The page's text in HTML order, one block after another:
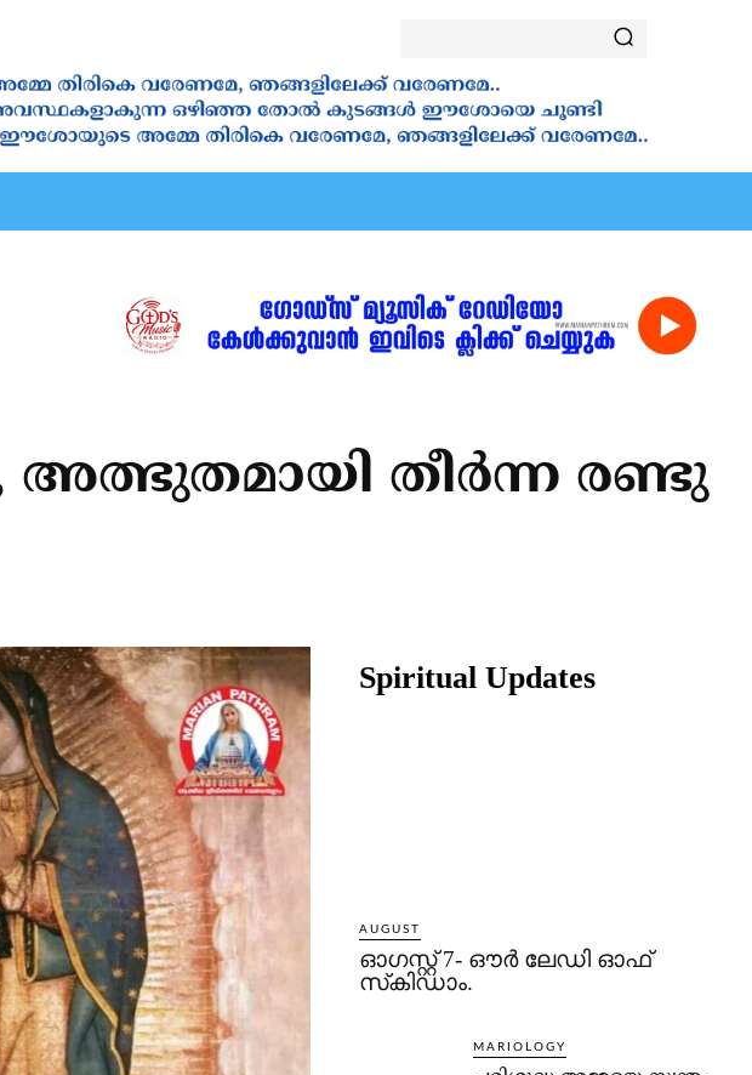
തീര്‍ന്ന രണ്ടു
Spiritual Updates
AUGUST
ഓഗസ്റ്റ് 7- ഔര്‍ ലേഡി ഓഫ്
സ്‌കിഡാം.
MARIOLOGY